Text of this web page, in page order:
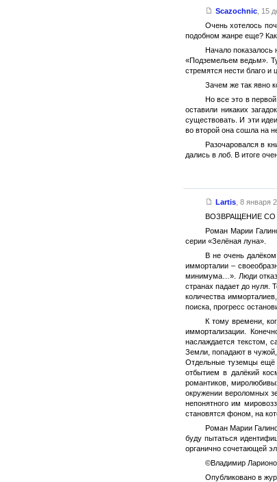
Scazochnic, 15
Очень хотелось
подобном жанре еще? Как
Начало показалось
«Подземельем ведьм».
стремятся нести благо и
Зачем же так явно
Но все это в
оставили никаких
существовать. И эти
во второй она сошла на
Разочаровался в
дались в лоб. В итоге
Lartis, 8 января
ВОЗВРАЩЕНИЕ СО
Роман Марии
серии «Зелёная луна».
В не очень
имморталии –
минимума…». Люди
странах падает до нуля.
количества
поиска, прогресс
К тому времени,
иммортализации.
наслаждается текстом,
Земли, попадают в
Отдельные туземцы ещё
отбытием в далёкий
романтиков,
окружении вероломных
непонятного им
становятся фоном, на
Роман Марии
буду пытаться
органично сочетающей
©Владимир
Опубликовано в